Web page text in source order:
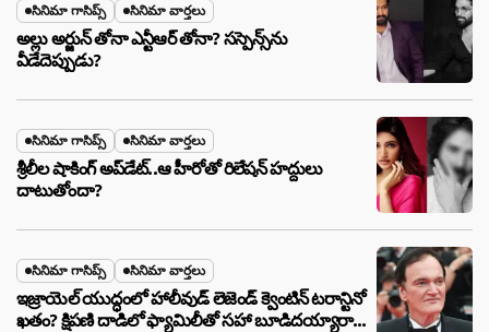
సినిమా గాసిప్స్ సినిమా వార్తలు
అల్లు అర్జున్ తోనా ఎన్టీఆర్ తోనా? సస్పెన్స్‌ను
వీడేదెప్పుడు?
సినిమా గాసిప్స్ సినిమా వార్తలు
శ్రీలీల షాకింగ్ అప్‌డేట్..ఆ హీరోతో రిలేషన్ హద్దులు
దాటుతోందా?
సినిమా గాసిప్స్ సినిమా వార్తలు
ఇజ్రాయెల్ యుద్ధంలో హాలీవుడ్ లెజెండ్ క్వెంటిన్ టరాన్టినో
ఖతం? క్షిపణి దాడిలో ఫ్యామిలీతో సహా బూడిదయ్యారా?